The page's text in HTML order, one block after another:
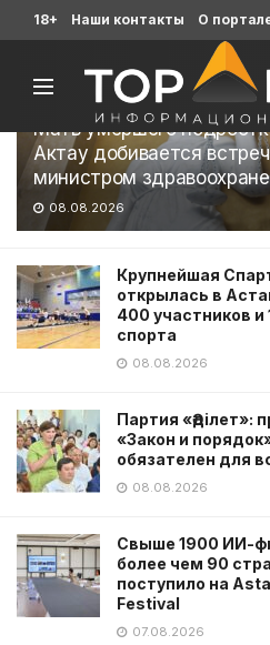
Последние
Мать умершего
Актау добивается
министром
08.08.2026
Крупнейшая
открылась в
400 участников и
спорта
08.08.2026
Партия «Әділет»:
«Закон и
обязателен для
08.08.2026
Свыше 1900 ИИ-
более чем 90
поступило на
Festival
07.08.2026
18+ Наши контакты О